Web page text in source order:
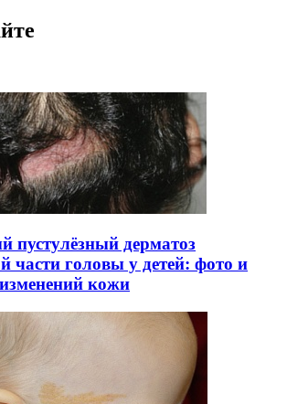
пустулёзный дерматоз
части головы у детей: фото и
кожи